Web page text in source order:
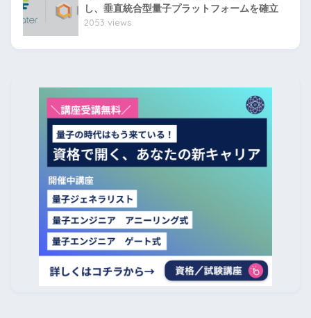
し、垂直統合型量子プラットフォームを確立
2053 views